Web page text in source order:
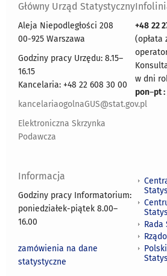
Główny Urząd Statystyczny
Aleja Niepodległości 208
00-925 Warszawa
Godziny pracy Urzędu: 8.15–
16.15
Kancelaria: +48 22 608 30 00
kancelariaogolnaGUS@stat.gov.pl
Elektroniczna Skrzynka
Podawcza
+48 22
(opłata
w dni
pon–pt
Informacja
Godziny pracy Informatorium:
poniedziałek-piątek 8.00–
16.00
zamówienia na dane
statystyczne
Rada